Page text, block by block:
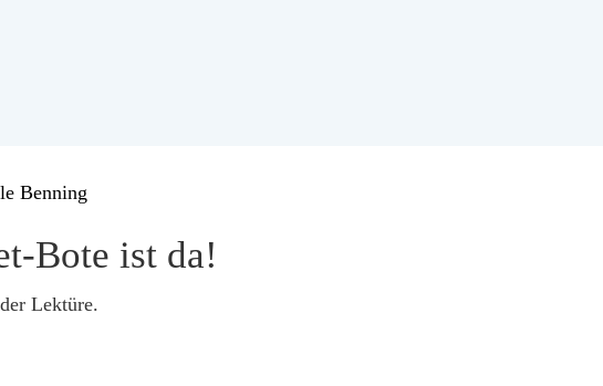
Benning
Bote ist da!
Lektüre.